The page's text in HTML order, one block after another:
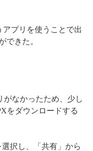
アプリを使うことで出
できた。
がなかったため、少し
をダウンロードする
択し、「共有」から